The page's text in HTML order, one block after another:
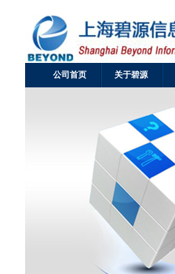
公司首页 关于碧源